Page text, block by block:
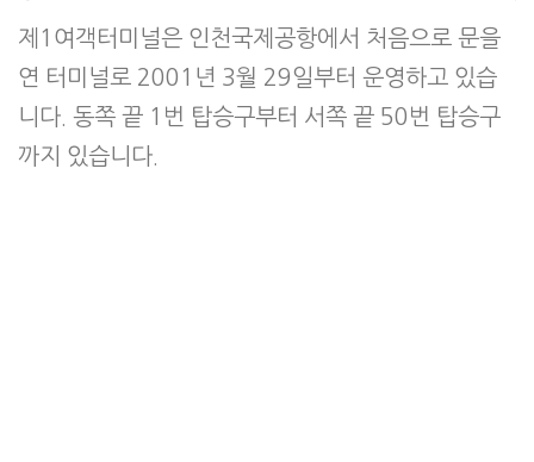
제1여객터미널은 인천국제공항에서 처음으로 문을
연 터미널로 2001년 3월 29일부터 운영하고 있습
니다. 동쪽 끝 1번 탑승구부터 서쪽 끝 50번 탑승구
까지 있습니다.